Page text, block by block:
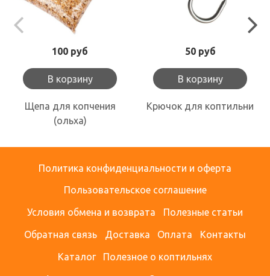
100 руб
В корзину
Щепа для копчения
(ольха)
50 руб
В корзину
Крючок для коптильни
Политика конфиденциальности и оферта
Пользовательское соглашение
Условия обмена и возврата Полезные статьи
Обратная связь Доставка Оплата Контакты
Каталог Полезное о коптильнях